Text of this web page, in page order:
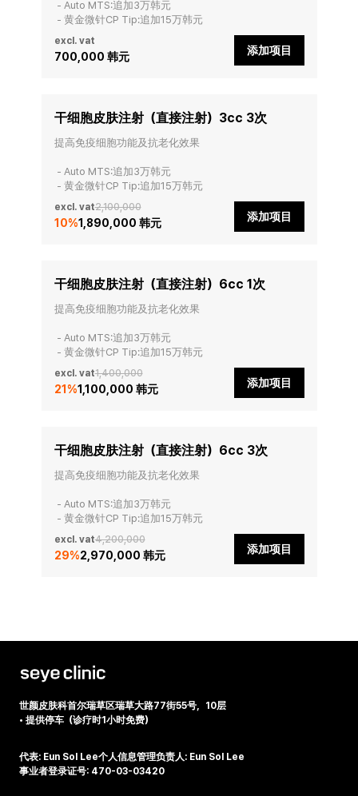
- 黄金微针CP Tip:追加15万韩元
excl. vat
700,000 韩元 添加项目
干细胞皮肤注射（直接注射）3cc 3次
提高免疫细胞功能及抗老化效果
- 黄金微针CP Tip:追加15万韩元
excl. vat2,100,000
10%1,890,000 韩元 添加项目
干细胞皮肤注射（直接注射）6cc 1次
提高免疫细胞功能及抗老化效果
- 黄金微针CP Tip:追加15万韩元
excl. vat1,400,000
21 %1,100,000 韩元 添加项目
干细胞皮肤注射（直接注射）6cc 3次
提高免疫细胞功能及抗老化效果
- 黄金微针CP Tip:追加15万韩元
excl. vat4,200,000
29%2,970,000 韩元 添加项目
世颜皮肤科首尔瑞草区瑞草大路77街55号，10层
• 提供停车（诊疗时1小时免费）
代表: Eun Sol Lee个人信息管理负责人: Eun Sol Lee
事业者登录证号: 470-03-03420